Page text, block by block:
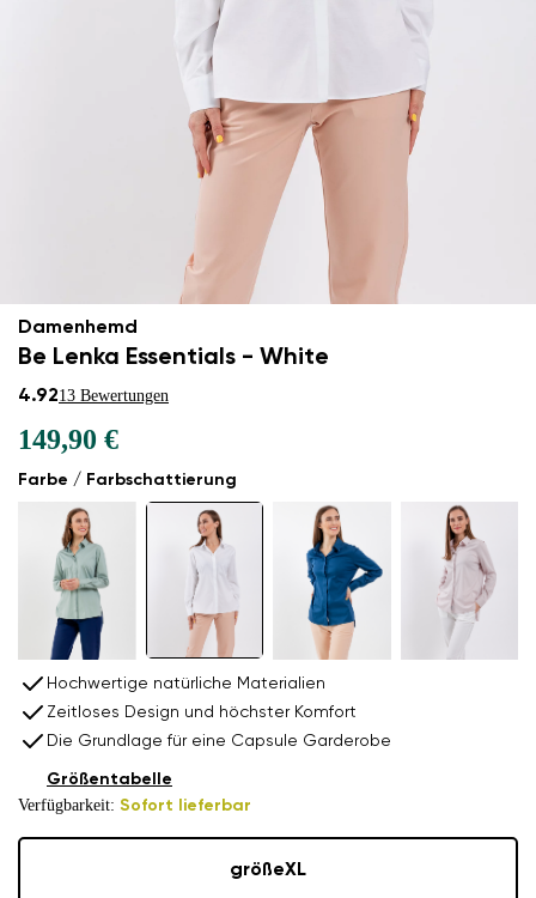
Damenhemd
Be Lenka Essentials - White
4.9213 Bewertungen
Farbe / Farbschattierung
149,90 €
Hochwertige natürliche Materialien
Zeitloses Design und höchster Komfort
Die Grundlage für eine Capsule Garderobe
Verfügbarkeit: Sofort lieferbar
Größentabelle
größeXL